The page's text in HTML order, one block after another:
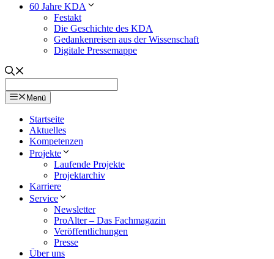
60 Jahre KDA
Festakt
Die Geschichte des KDA
Gedankenreisen aus der Wissenschaft
Digitale Pressemappe
Menü
Startseite
Aktuelles
Kompetenzen
Projekte
Laufende Projekte
Projektarchiv
Karriere
Service
Newsletter
ProAlter – Das Fachmagazin
Veröffentlichungen
Presse
Über uns